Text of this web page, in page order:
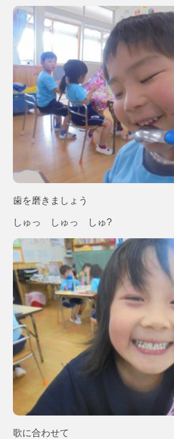
歯を磨きましょう
しゅっ しゅっ しゅ?
歌に合わせて